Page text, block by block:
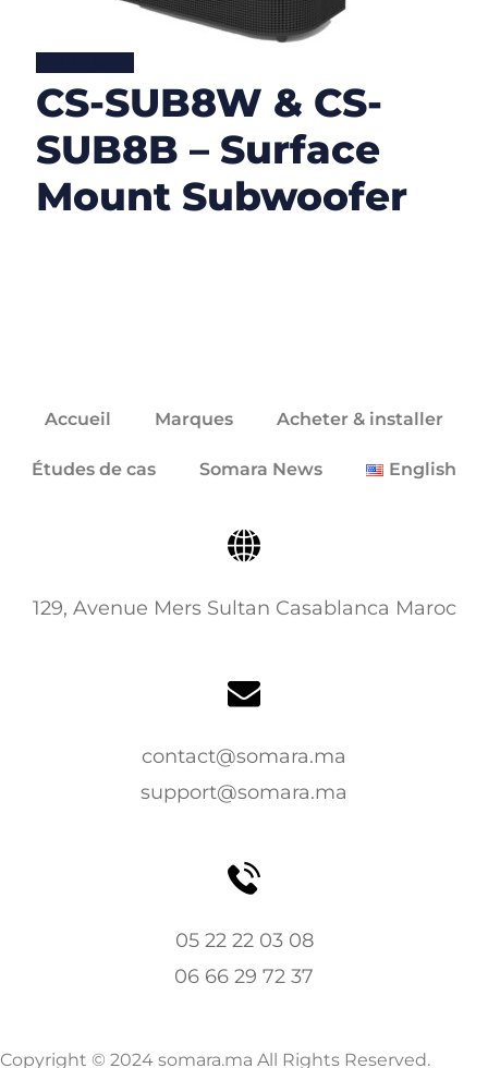
CS-SUB8W & CS-
SUB8B – Surface
Mount Subwoofer
Accueil Marques Acheter & installer
Études de cas Somara News English
129, Avenue Mers Sultan Casablanca Maroc
contact@somara.ma
support@somara.ma
05 22 22 03 08
06 66 29 72 37
Copyright © 2024 somara.ma All Rights Reserved.